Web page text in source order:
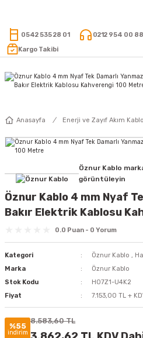
0542 535 28 01 0212 954 00 88
Kargo Takibi
Anasayfa Enerji ve Zayıf Akım
Öznur Kablo
görüntüleyin
Öznur Kablo 4 mm Nyaf
Bakır Elektrik Kablosu
0.0 Puan - 0 Yorum
Kategori Öznur Kablo ,
Marka
Öznur Kablo
Stok Kodu
H07Z1-U4K2
Fiyat
7.153,00 TL +
%55
indirim
8.583,60 TL